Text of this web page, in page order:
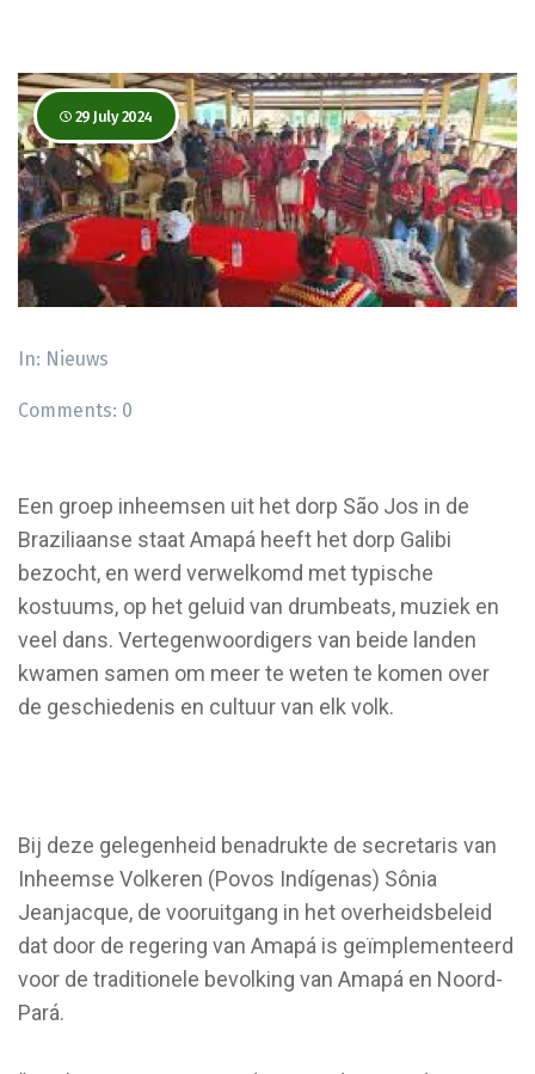
29 July 2024
In: Nieuws
Comments: 0
Een groep inheemsen uit het dorp São Jos in de
Braziliaanse staat Amapá heeft het dorp Galibi
bezocht, en werd verwelkomd met typische
kostuums, op het geluid van drumbeats, muziek en
veel dans. Vertegenwoordigers van beide landen
kwamen samen om meer te weten te komen over
de geschiedenis en cultuur van elk volk.
Bij deze gelegenheid benadrukte de secretaris van
Inheemse Volkeren (Povos Indígenas) Sônia
Jeanjacque, de vooruitgang in het overheidsbeleid
dat door de regering van Amapá is geïmplementeerd
voor de traditionele bevolking van Amapá en Noord-
Pará.